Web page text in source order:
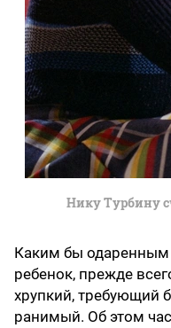
Нику Турбину
Каким бы
ребенок, прежде
хрупкий, требующий
ранимый. Об этом